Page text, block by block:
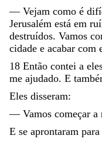
— Vejam como é
Jerusalém está em
destruídos. Vamos
cidade e acabar com
18 Então contei a
me ajudado. E
Eles disseram:
— Vamos começar a
E se aprontaram para